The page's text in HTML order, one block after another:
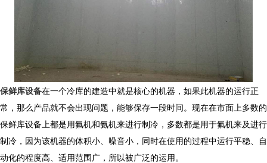
保鲜库设备在一个冷库的建造中就是核心的机器，如果此机器的运行正
常，那么产品就不会出现问题，能够保存一段时间。现在在市面上多数的
保鲜库设备上都是用氟机和氨机来进行制冷，多数都是用于氟机来及进行
制冷，因为该机器的体积小、噪音小，同时在使用的过程中运行平稳、自
动化的程度高、适用范围广，所以被广泛的运用。